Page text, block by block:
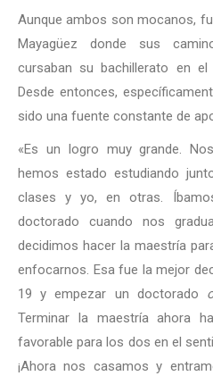
Aunque ambos son mocanos,
Mayagüez donde sus
cursaban su bachillerato en el
Desde entonces,
sido una fuente constante de
«Es un logro muy grande.
hemos estado estudiando
clases y yo, en otras.
doctorado cuando nos
decidimos hacer la maestría
enfocarnos. Esa fue la mejor
19 y empezar un doctorado
Terminar la maestría ahora
favorable para los dos en el
¡Ahora nos casamos y